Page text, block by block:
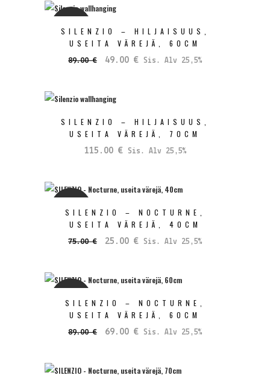
75.00 €.
SALE
SILENZIO – HILJAISUUS,
USEITA VÄREJÄ, 60CM
89.00€
Alkuperäinen
89.00 €.
49.00 €Nykyinen
Sis. Alv 25,5%
SILENZIO – HILJAISUUS,
USEITA VÄREJÄ, 70CM
115.00 € Sis. Alv 25,5%
SALE
SILENZIO – NOCTURNE,
USEITA VÄREJÄ, 40CM
75.00€
Alkuperäinen
75.00 €.
25.00 €Nykyinen
25.00 €.
Sis. Alv 25,5%
SALE
SILENZIO – NOCTURNE,
USEITA VÄREJÄ, 60CM
89.00€
Alkuperäinen
89.00 €.
69.00 €Nykyinen
69.00 €.
Sis. Alv 25,5%